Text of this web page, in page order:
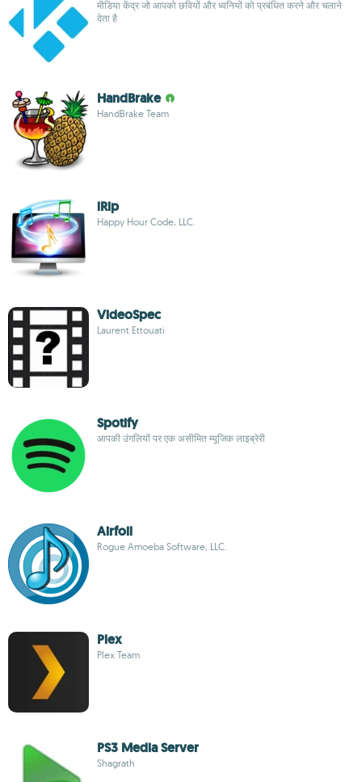
मीडिया केंद्र जो आपको छवियों और ध्वनियों को प्रबंधित करने और चलाने
देता है
HandBrake
HandBrake Team
iRip
Happy Hour Code, LLC.
VideoSpec
Laurent Ettouati
Spotify
आपकी उंगलियों पर एक असीमित म्यूजिक लाइब्रेरी
Airfoil
Rogue Amoeba Software, LLC.
Plex
Plex Team
PS3 Media Server
Shagrath